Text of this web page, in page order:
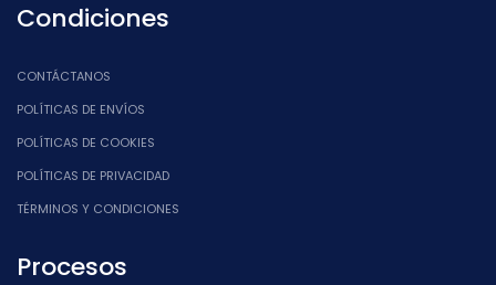
Condiciones
CONTÁCTANOS
POLÍTICAS DE ENVÍOS
POLÍTICAS DE COOKIES
POLÍTICAS DE PRIVACIDAD
TÉRMINOS Y CONDICIONES
Procesos